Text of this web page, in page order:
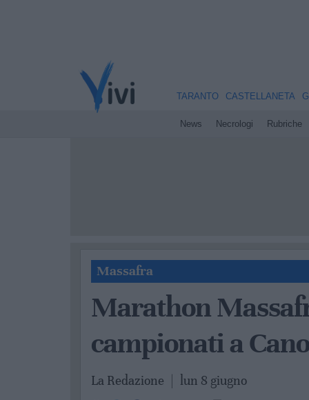
TARANTO CASTELLANETA
News Necrologi Rubriche
Massafra
Marathon
campionati a
La Redazione lun 8 giugno